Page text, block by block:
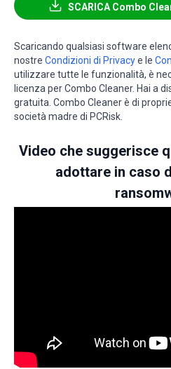
SCARICA Combo
Scaricando qualsiasi software
nostre Condizioni di Privacye le
utilizzare tutte le funzionalità, è
licenza per Combo Cleaner. Hai a
gratuita. Combo Cleaner è di
società madre di PCRisk.
Video che suggerisce
adottare in caso